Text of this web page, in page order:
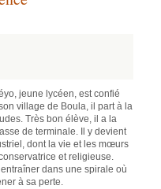
jeune lycéen, est confié
village de Boula, il part à la
Très bon élève, il a la
de terminale. Il y devient
dont la vie et les mœurs
et religieuse.
dans une spirale où
à sa perte.